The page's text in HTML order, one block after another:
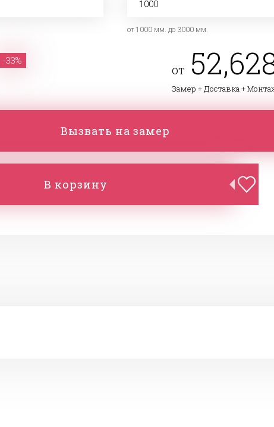
от 1000 мм. до 3000 мм.
-33%
от
Замер + Доставка +
Вызвать на замер
В корзину